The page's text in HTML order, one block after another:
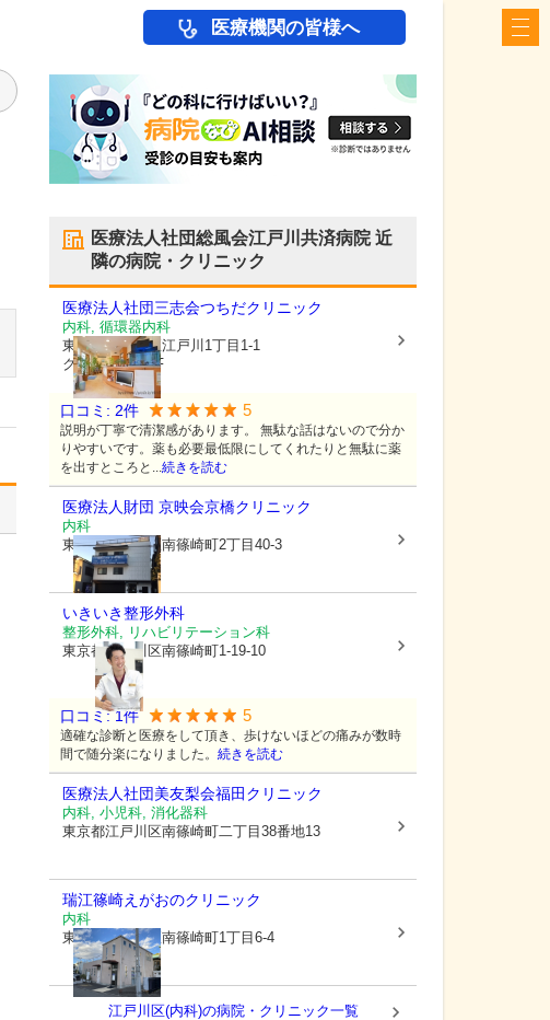
医療機関の皆様へ
医療法人社団総風会江戸川共済病院近
隣の病院・クリニック
医療法人社団三志会つちだクリニック
内科, 循環器内科
東京都江戸川区江戸川1丁目1-1
クリアメゾン1F
口コミ: 2件 5
説明が丁寧で清潔感があります。 無駄な話はないので分か
りやすいです。薬も必要最低限にしてくれたりと無駄に薬
を出すところと...続きを読む
医療法人財団 京映会京橋クリニック
内科
東京都江戸川区南篠崎町2丁目40-3
いきいき整形外科
整形外科, リハビリテーション科
東京都江戸川区南篠崎町1-19-10
口コミ:1件 5
適確な診断と医療をして頂き、歩けないほどの痛みが数時
間で随分楽になりました。 続きを読む
医療法人社団美友梨会福田クリニック
内科, 小児科, 消化器科
東京都江戸川区南篠崎町二丁目38番地13
瑞江篠崎えがおのクリニック
内科
東京都江戸川区南篠崎町1丁目6-4
江戸川区(内科)の病院・クリニック一覧